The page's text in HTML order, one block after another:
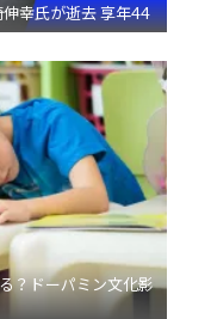
幸氏が逝去 享年44
？ドーパミン文化影